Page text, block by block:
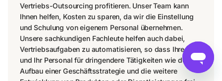
Vertriebs-Outsourcing profitieren. Unser Team kann
Ihnen helfen, Kosten zu sparen, da wir die Einstellung
und Schulung von eigenem Personal übernehmen.
Unsere sachkundigen Fachleute helfen auch dabei,
Vertriebsaufgaben zu automatisieren, so dass Ihre Zeit
und Ihr Personal für dringendere Tätigkeiten wie den
Aufbau einer Geschäftsstrategie und die weitere